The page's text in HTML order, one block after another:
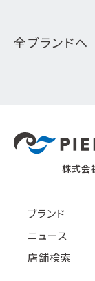
全ブランドへ
株式会
ブランド
ニュース
店舗検索